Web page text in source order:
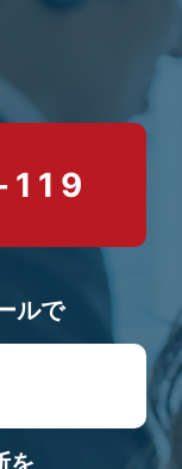
ルで
を